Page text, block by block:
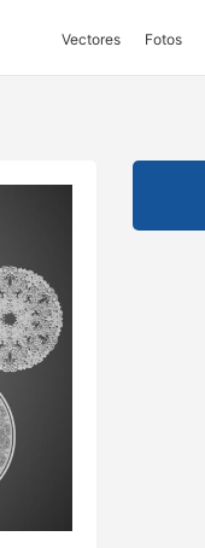
Vectores Fotos